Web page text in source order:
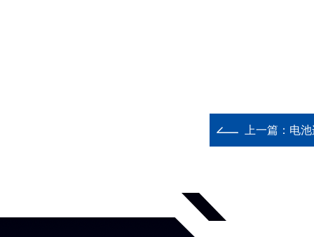
上一篇： 电